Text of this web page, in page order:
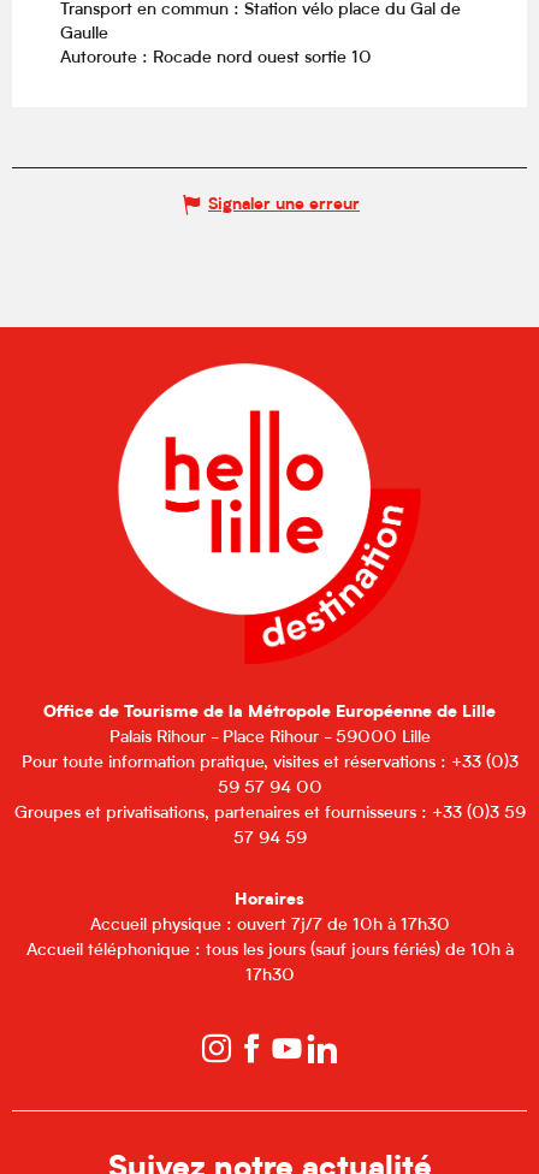
Transport en commun : Station vélo place du Gal de
Gaulle
Autoroute : Rocade nord ouest sortie 10
Signaler une erreur
Office de Tourisme de la Métropole Européenne de Lille
Palais Rihour - Place Rihour - 59000 Lille
Pour toute information pratique, visites et réservations : +33 (0)3
59 57 94 00
Groupes et privatisations, partenaires et fournisseurs : +33 (0)3 59
57 94 59
Horaires
Accueil physique : ouvert 7j/7 de 10h à 17h30
Accueil téléphonique : tous les jours (sauf jours fériés) de 10h à
17h30